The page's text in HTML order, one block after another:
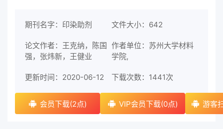
期刊名字：印染助剂 文件大小：642
论文作者：王克纳，陈国
强，张炜新，王健业
作者单位：苏州大学材料
学院,
更新时间：2020-06-12 下载次数： 1441次
会员下载(2点) VIP会员下载(0点) 游客